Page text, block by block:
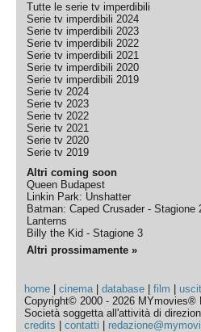
Tutte le serie tv imperdibili
Serie tv imperdibili 2024
Serie tv imperdibili 2023
Serie tv imperdibili 2022
Serie tv imperdibili 2021
Serie tv imperdibili 2020
Serie tv imperdibili 2019
Serie tv 2024
Serie tv 2023
Serie tv 2022
Serie tv 2021
Serie tv 2020
Serie tv 2019
Altri coming soon
Queen Budapest
Linkin Park: Unshatter
Batman: Caped Crusader - Stagione
Lanterns
Billy the Kid - Stagione 3
Altri prossimamente »
home |cinema|database |film |
Copyright© 2000 - 2026 MYmovies®
Società soggetta all'attività di
credits |contatti